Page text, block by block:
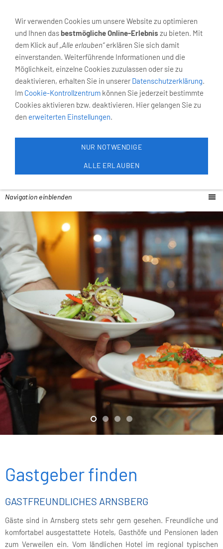
Navigation einblenden
Gastgeber finden
GASTFREUNDLICHES ARNSBERG
Gäste sind in Arnsberg stets sehr gern gesehen. Freundliche und
komfortabel ausgestattete Hotels, Gasthöfe und Pensionen laden
zum Verweilen ein. Vom ländlichen Hotel im regional typischen
Wir verwenden Cookies um unsere Website zu optimieren
und Ihnen dasbestmögliche Online-Erlebnis zu bieten. Mit
dem Klick auf„Alle erlauben“erklären Sie sich damit
einverstanden. Weiterführende Informationen und die
Möglichkeit, einzelne Cookies zuzulassen oder sie zu
deaktivieren, erhalten Sie in unserer Datenschutzerklärung.
Im Cookie-Kontrollzentrum können Sie jederzeit bestimmte
Cookies aktivieren bzw. deaktivieren. Hier gelangen Sie zu
den erweiterten Einstellungen.
NUR NOTWENDIGE
ALLE ERLAUBEN